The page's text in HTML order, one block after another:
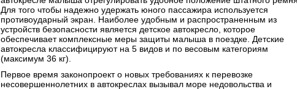
Для того чтобы надежно удержать юного пассажира используется
противоударный экран. Наиболее удобным и распространенным из
устройств безопасности является детское автокресло, которое
обеспечивает комплексные меры защиты малыша в поездке. Детские
автокресла классифицируют на 5 видов и по весовым категориям
(максимум 36 кг).
Первое время законопроект о новых требованиях к перевозке
несовершеннолетних в автокреслах вызывал море недовольства и